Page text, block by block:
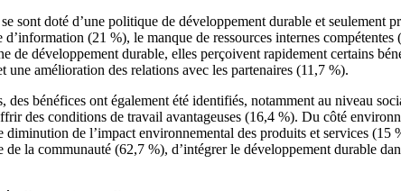
sont doté d’une politique de développement durable et seulement
(21 %), le manque de ressources internes
développement durable, elles perçoivent rapidement certains
amélioration des relations avec les partenaires (11,7 %).
des bénéfices ont également été identifiés, notamment au niveau
des conditions de travail avantageuses (16,4 %). Du côté
de l’impact environnemental des produits et services
la communauté (62,7 %), d’intégrer le développement durable